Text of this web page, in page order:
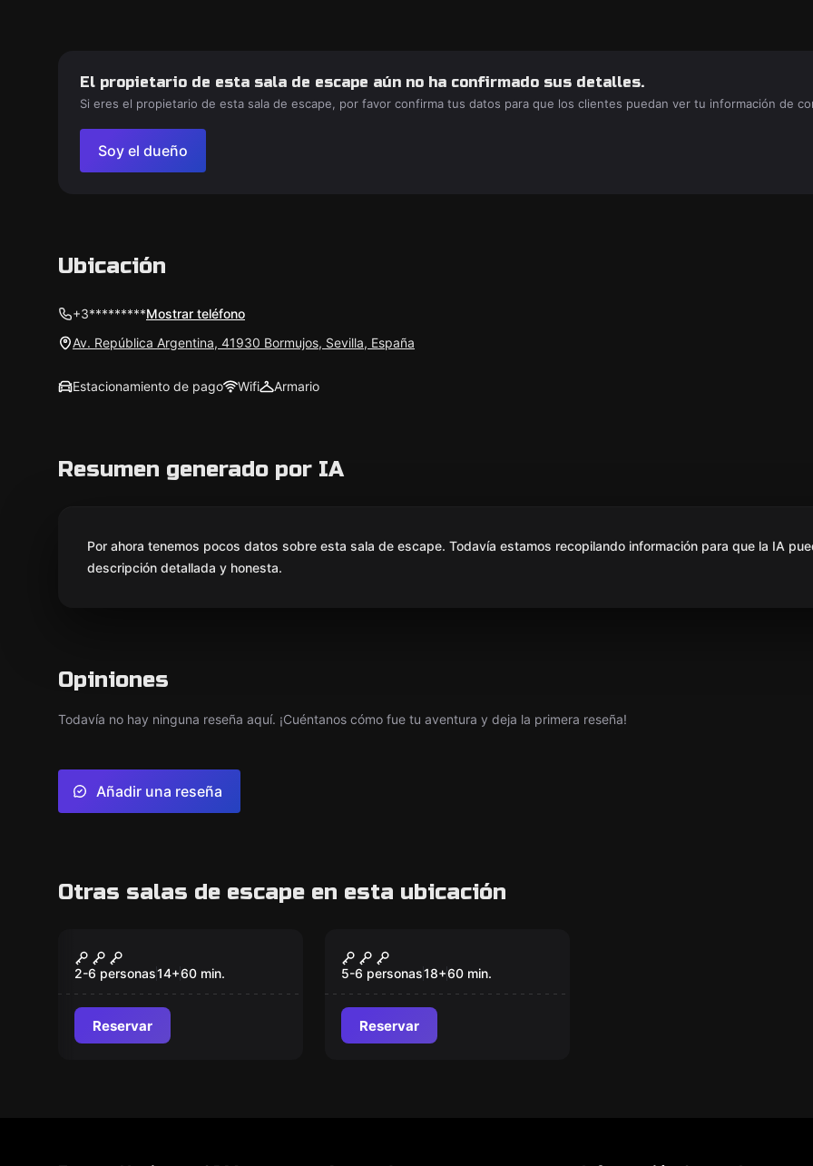
El propietario de esta sala de escape aún no ha confirmado sus detalles.
Si eres el propietario de esta sala de escape, por favor confirma tus datos para que los clientes puedan ver tu información de
Soy el dueño
Ubicación
+3*********Mostrar teléfono
Av. República Argentina, 41930 Bormujos, Sevilla, España
Estacionamiento de pago Wifi Armario
Resumen generado por IA
Por ahora tenemos pocos datos sobre esta sala de escape. Todavía estamos recopilando información para que la IA
descripción detallada y honesta.
Opiniones
Todavía no hay ninguna reseña aquí. ¡Cuéntanos cómo fue tu aventura y deja la primera reseña!
Añadir una reseña
Otras salas de escape en esta ubicación
La Casa del Gorrión
2-6 personas14+60 min.
Reservar
Cluedo en Vivo
5-6 personas18+60 min.
Reservar